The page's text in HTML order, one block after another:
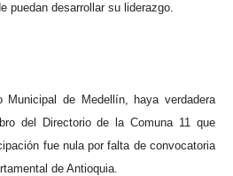
puedan desarrollar su liderazgo.
Municipal de Medellín, haya verdadera
del Directorio de la Comuna 11 que
fue nula por falta de convocatoria
de Antioquia.